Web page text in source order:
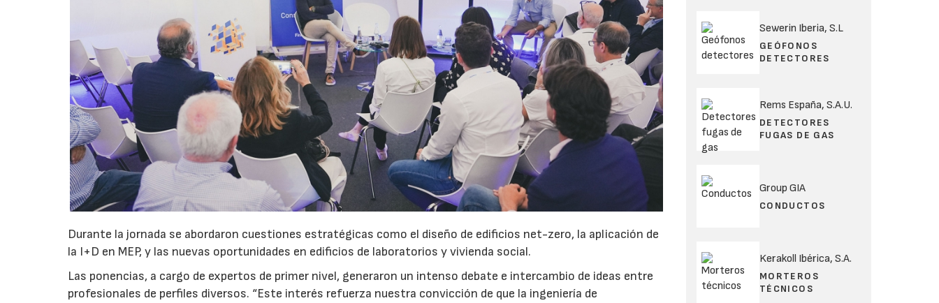
Durante la jornada se abordaron cuestiones estratégicas como el diseño de edificios net-zero, la aplicación de
la I+D en MEP, y las nuevas oportunidades en edificios de laboratorios y vivienda social.
Las ponencias, a cargo de expertos de primer nivel, generaron un intenso debate e intercambio de ideas entre
profesionales de perfiles diversos. “Este interés refuerza nuestra convicción de que la ingeniería de
Sewerin Iberia, S.L
GEÓFONOS
DETECTORES
Rems España, S.A.U.
DETECTORES
FUGAS DE GAS
Group GIA
CONDUCTOS
Kerakoll Ibérica, S.A.
MORTEROS
TÉCNICOS